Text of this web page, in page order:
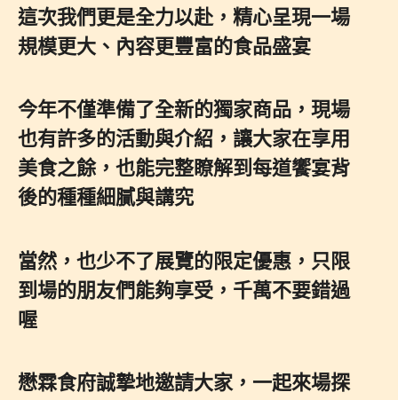
這次我們更是全力以赴，精心呈現一場
規模更大、內容更豐富的食品盛宴
今年不僅準備了全新的獨家商品，現場
也有許多的活動與介紹，讓大家在享用
美食之餘，也能完整瞭解到每道饗宴背
後的種種細膩與講究
當然，也少不了展覽的限定優惠，只限
到場的朋友們能夠享受，千萬不要錯過
喔
懋霖食府誠摯地邀請大家，一起來場探